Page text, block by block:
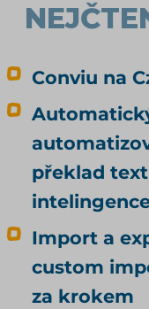
Conviu na
překlad
Import a
custom
za krokem